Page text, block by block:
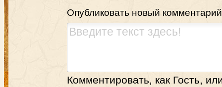
Опубликовать новый комментарий
Комментировать, как Гость,